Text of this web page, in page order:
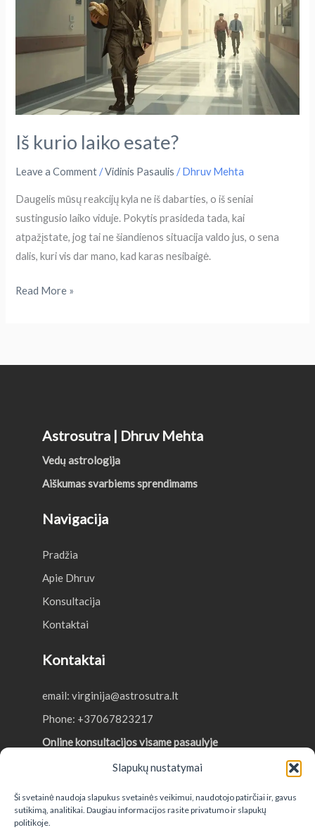
Slapukų nustatymai
Ši svetainė naudoja slapukus svetainės veikimui, naudotojo patirčiai ir, gavus
sutikimą, analitikai. Daugiau informacijos rasite privatumo ir slapukų
politikoje.
Iš kurio laiko esate?
Leave a Comment /Vidinis Pasaulis /Dhruv Mehta
Daugelis mūsų reakcijų kyla ne iš dabarties, o iš seniai
sustingusio laiko viduje. Pokytis prasideda tada, kai
atpažįstate, jog tai ne šiandienos situacija valdo jus, o sena
dalis, kuri vis dar mano, kad karas nesibaigė.
Read More »
Astrosutra | Dhruv Mehta
Vedų astrologija
Aiškumas svarbiems sprendimams
Navigacija
Pradžia
Apie Dhruv
Konsultacija
Kontaktai
Kontaktai
email: virginija@astrosutra.lt
Phone: +37067823217
Online konsultacijos visame pasaulyje